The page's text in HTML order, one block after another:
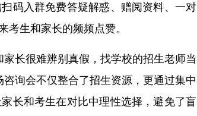
码入群免费答疑解惑、赠阅资料、一对
生和家长的频频点赞。
长很难辨别真假，找学校的招生老师当
询会不仅整合了招生资源，更通过集中
长和考生在对比中理性选择，避免了盲